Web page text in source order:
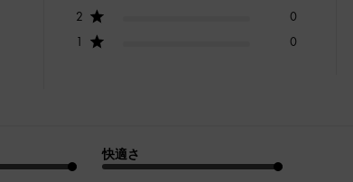
2
0
1
0
快適さ